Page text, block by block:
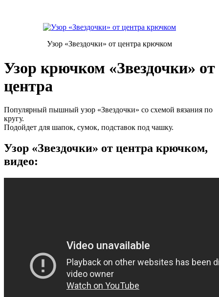
Узор «Звездочки» от центра крючком
Узор крючком «Звездочки» от
центра
Популярный пышный узор «Звездочки» со схемой вязания по
кругу.
Подойдет для шапок, сумок, подставок под чашку.
Узор «Звездочки» от центра крючком,
видео: